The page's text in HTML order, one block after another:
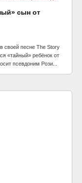
сын от
своей песне The Story
«тайный» ребёнок от
псевдоним Рози...